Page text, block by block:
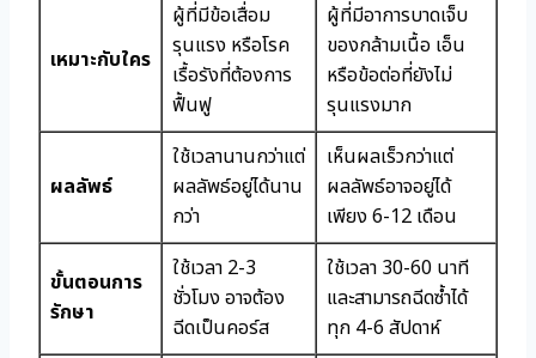
เหมาะกับใคร
ผู้ที่มีข้อเสื่อม
รุนแรง หรือโรค
เรื้อรังที่ต้องการ
ฟื้นฟู
ผู้ที่มีอาการบาดเจ็บ
ของกล้ามเนื้อ เอ็น
หรือข้อต่อที่ยังไม่
รุนแรงมาก
ผลลัพธ์
ใช้เวลานานกว่าแต่
ผลลัพธ์อยู่ได้นาน
กว่า
เห็นผลเร็วกว่าแต่
ผลลัพธ์อาจอยู่ได้
เพียง 6-12 เดือน
ขั้นตอนการ
รักษา
ใช้เวลา 2-3
ชั่วโมง อาจต้อง
ฉีดเป็นคอร์ส
ใช้เวลา 30-60 นาที
และสามารถฉีดซ้ำได้
ทุก 4-6 สัปดาห์